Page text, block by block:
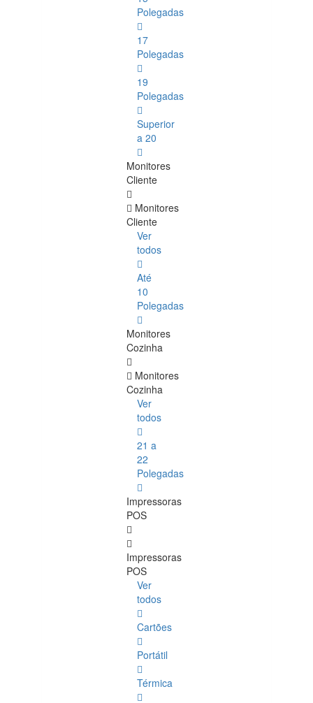
Polegadas
17
Polegadas
19
Polegadas
Superior
a 20
Monitores
Cliente
Monitores
Cliente
Ver
todos
Até
10
Polegadas
Monitores
Cozinha
Monitores
Cozinha
Ver
todos
21 a
22
Polegadas
Impressoras
POS
Impressoras
POS
Ver
todos
Cartões
Portátil
Térmica